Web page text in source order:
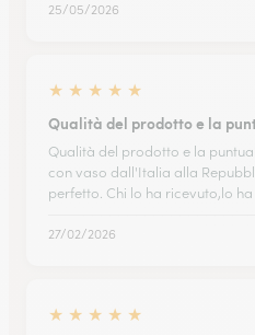
25/05/2026
★ ★ ★ ★ ★
Qualità del prodotto e la
Qualità del prodotto e la
con vaso dall'Italia alla
perfetto. Chi lo ha ricevuto,lo
27/02/2026
★ ★ ★ ★ ★